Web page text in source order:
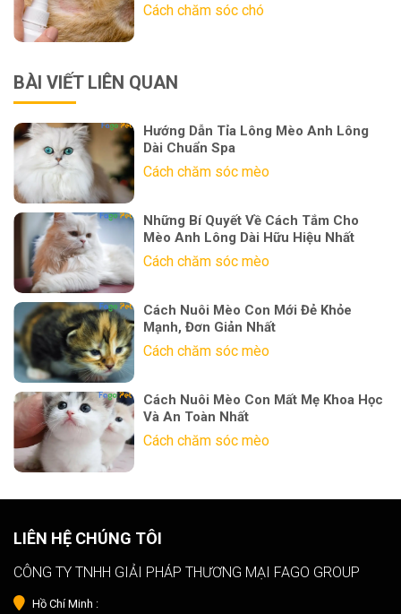
Cách chăm sóc chó
BÀI VIẾT LIÊN QUAN
Hướng Dẫn Tỉa Lông Mèo Anh Lông
Dài Chuẩn Spa
Cách chăm sóc mèo
Những Bí Quyết Về Cách Tắm Cho
Mèo Anh Lông Dài Hữu Hiệu Nhất
Cách chăm sóc mèo
Cách Nuôi Mèo Con Mới Đẻ Khỏe
Mạnh, Đơn Giản Nhất
Cách chăm sóc mèo
Cách Nuôi Mèo Con Mất Mẹ Khoa Học
Và An Toàn Nhất
Cách chăm sóc mèo
LIÊN HỆ CHÚNG TÔI
CÔNG TY TNHH GIẢI PHÁP THƯƠNG MẠI FAGO GROUP
Hồ Chí Minh :